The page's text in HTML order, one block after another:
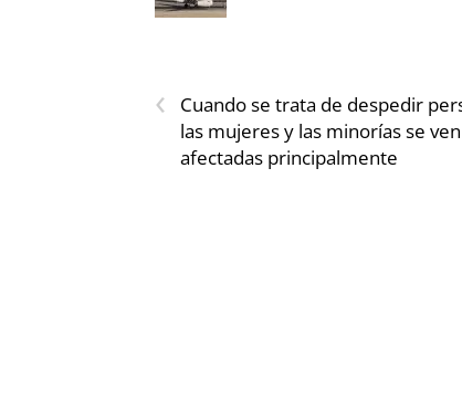
‹
Cuando se trata de despedir
las mujeres y las minorías se ven
afectadas principalmente